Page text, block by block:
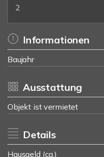
2
Informationen
Baujahr
Ausstattung
Objekt ist vermietet
Details
Hausgeld (ca.)